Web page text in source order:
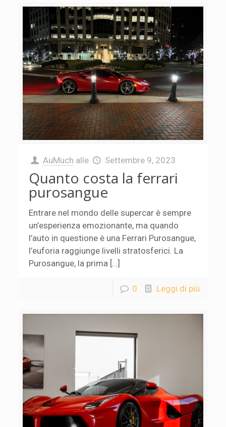
AuMuch alle Settembre 9, 2023
Quanto costa la ferrari
purosangue
Entrare nel mondo delle supercar è sempre
un’esperienza emozionante, ma quando
l’auto in questione è una Ferrari Purosangue,
l’euforia raggiunge livelli stratosferici. La
Purosangue, la prima […]
0 Leggi di più